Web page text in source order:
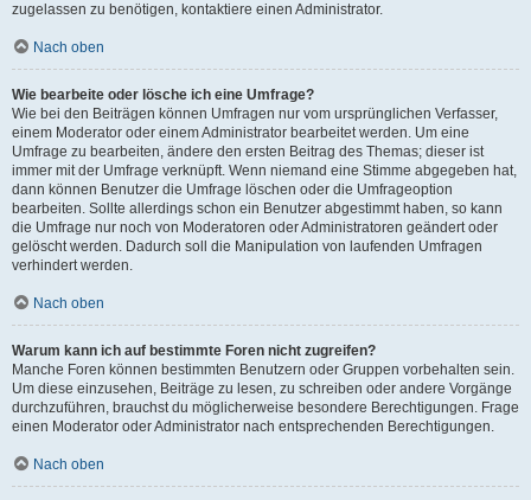
zugelassen zu benötigen, kontaktiere einen Administrator.
Nach oben
Wie bearbeite oder lösche ich eine Umfrage?
Wie bei den Beiträgen können Umfragen nur vom ursprünglichen Verfasser,
einem Moderator oder einem Administrator bearbeitet werden. Um eine
Umfrage zu bearbeiten, ändere den ersten Beitrag des Themas; dieser ist
immer mit der Umfrage verknüpft. Wenn niemand eine Stimme abgegeben hat,
dann können Benutzer die Umfrage löschen oder die Umfrageoption
bearbeiten. Sollte allerdings schon ein Benutzer abgestimmt haben, so kann
die Umfrage nur noch von Moderatoren oder Administratoren geändert oder
gelöscht werden. Dadurch soll die Manipulation von laufenden Umfragen
verhindert werden.
Nach oben
Warum kann ich auf bestimmte Foren nicht zugreifen?
Manche Foren können bestimmten Benutzern oder Gruppen vorbehalten sein.
Um diese einzusehen, Beiträge zu lesen, zu schreiben oder andere Vorgänge
durchzuführen, brauchst du möglicherweise besondere Berechtigungen. Frage
einen Moderator oder Administrator nach entsprechenden Berechtigungen.
Nach oben